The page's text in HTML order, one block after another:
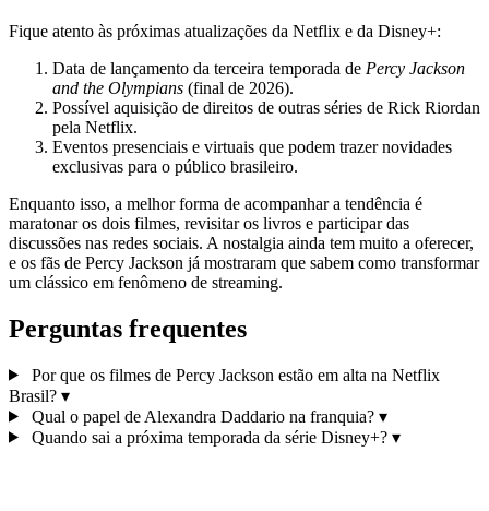
Fique atento às próximas atualizações da Netflix e da Disney+:
Data de lançamento da terceira temporada de Percy Jackson
and the Olympians (final de 2026).
Possível aquisição de direitos de outras séries de Rick Riordan
pela Netflix.
Eventos presenciais e virtuais que podem trazer novidades
exclusivas para o público brasileiro.
Enquanto isso, a melhor forma de acompanhar a tendência é
maratonar os dois filmes, revisitar os livros e participar das
discussões nas redes sociais. A nostalgia ainda tem muito a oferecer,
e os fãs de Percy Jackson já mostraram que sabem como transformar
um clássico em fenômeno de streaming.
Perguntas frequentes
Por que os filmes de Percy Jackson estão em alta na Netflix
Brasil? ▾
Qual o papel de Alexandra Daddario na franquia? ▾
Quando sai a próxima temporada da série Disney+? ▾